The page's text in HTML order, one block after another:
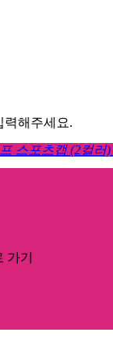
력해주세요.
스포츠캡 (2컬러)
가기